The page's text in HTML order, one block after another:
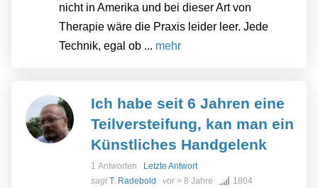
nicht in Amerika und bei dieser Art von
Therapie wäre die Praxis leider leer. Jede
Technik, egal ob ... mehr
Ich habe seit 6 Jahren eine
Teilversteifung, kan man ein
Künstliches Handgelenk
1 Antworten
Letzte Antwort
sagtT. Radebold vor> 8 Jahre 1804